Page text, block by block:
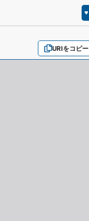
URIをコピー